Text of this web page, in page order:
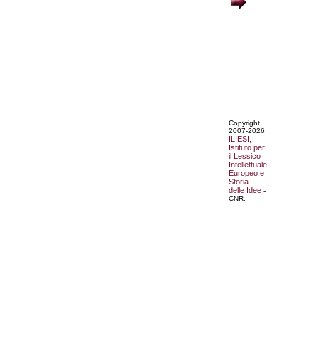
Copyright
2007-2026
ILIESI,
Istituto per
il Lessico
Intellettuale
Europeo e
Storia
delle Idee -
CNR.